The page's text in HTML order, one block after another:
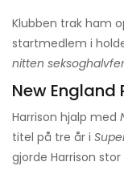
Klubben trak ham
startmedlem i
nitten
New England
Harrison hjalp med
titel på tre år i
gjorde Harrison